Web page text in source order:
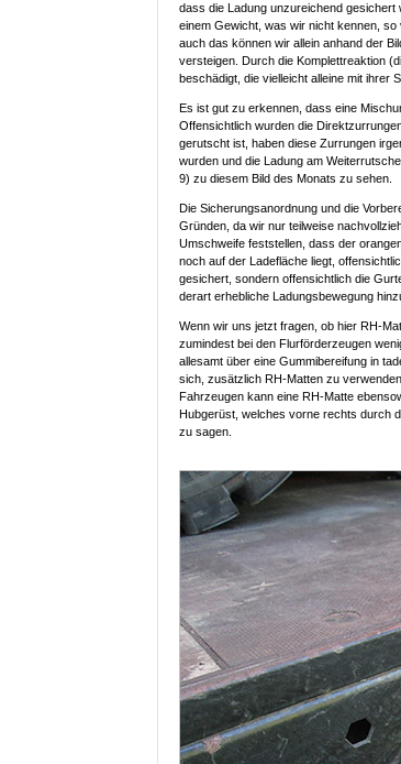
dass die Ladung unzureichend gesichert
einem Gewicht, was wir nicht kennen,
auch das können wir allein anhand der
versteigen. Durch die Komplettreaktion
beschädigt, die vielleicht alleine mit ihrer
Es ist gut zu erkennen, dass eine
Offensichtlich wurden die
gerutscht ist, haben diese Zurrungen
wurden und die Ladung am
9) zu diesem Bild des Monats zu sehen.
Die Sicherungsanordnung und die
Gründen, da wir nur teilweise
Umschweife feststellen, dass der
noch auf der Ladefläche liegt,
gesichert, sondern offensichtlich die
derart erhebliche Ladungsbewegung
Wenn wir uns jetzt fragen, ob hier RH-
zumindest bei den Flurförderzeugen
allesamt über eine Gummibereifung in
sich, zusätzlich RH-Matten zu
Fahrzeugen kann eine RH-Matte
Hubgerüst, welches vorne rechts durch
zu sagen.